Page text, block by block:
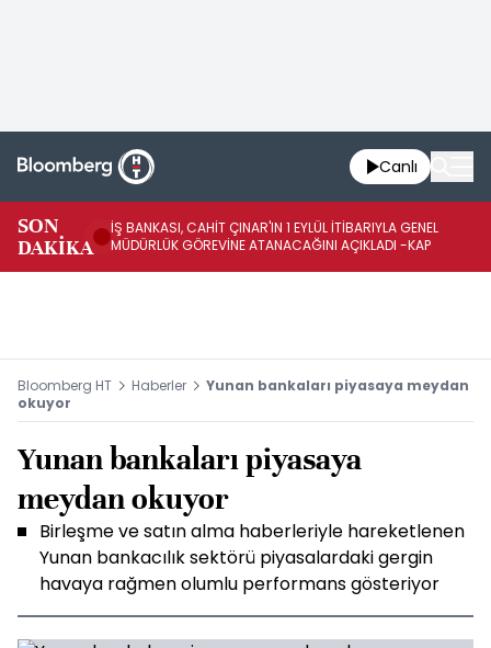
Canlı
SON
DAKİKA
İŞ BANKASI, CAHİT ÇINAR'IN 1 EYLÜL İTİBARIYLA GENEL
MÜDÜRLÜK GÖREVİNE ATANACAĞINI AÇIKLADI -KAP
Bloomberg HT Haberler
Yunan bankaları piyasaya meydan
okuyor
Yunan bankaları piyasaya
meydan okuyor
Birleşme ve satın alma haberleriyle hareketlenen
Yunan bankacılık sektörü piyasalardaki gergin
havaya rağmen olumlu performans gösteriyor